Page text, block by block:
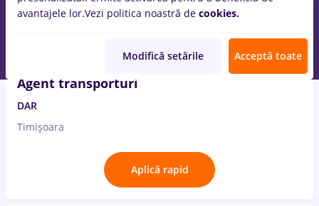
Agent transporturi
DAR
Timișoara
Aplică rapid
avantajele lor.Vezi politica noastră de cookies.
Modifică setările Acceptă toate